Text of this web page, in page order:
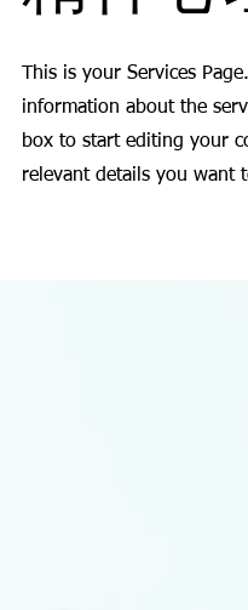
This is your Services
information about the
box to start editing your
relevant details you want